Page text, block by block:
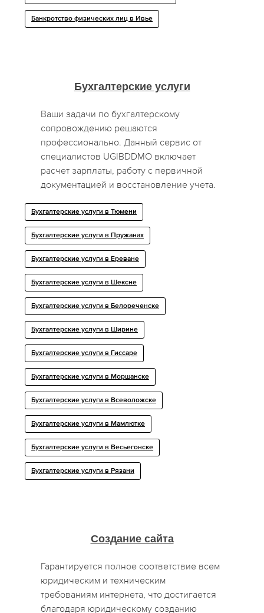
Банкротство физических лиц в Ивье
Бухгалтерские услуги
Ваши задачи по бухгалтерскому
сопровождению решаются
профессионально. Данный сервис от
специалистов UGIBDDMO включает
расчет зарплаты, работу с первичной
документацией и восстановление учета.
Бухгалтерские услуги в Тюмени
Бухгалтерские услуги в Пружанах
Бухгалтерские услуги в Ереване
Бухгалтерские услуги в Шексне
Бухгалтерские услуги в Белореченске
Бухгалтерские услуги в Ширине
Бухгалтерские услуги в Гиссаре
Бухгалтерские услуги в Моршанске
Бухгалтерские услуги в Всеволожске
Бухгалтерские услуги в Мамлютке
Бухгалтерские услуги в Весьегонске
Бухгалтерские услуги в Рязани
Создание сайта
Гарантируется полное соответствие всем
юридическим и техническим
требованиям интернета, что достигается
благодаря юридическому созданию